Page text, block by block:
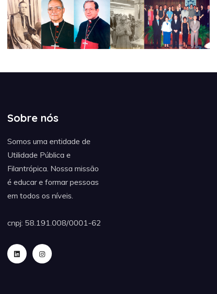
Sobre nós
Somos uma entidade de
Utilidade Pública e
Filantrópica. Nossa missão
é educar e formar pessoas
em todos os níveis.
cnpj: 58.191.008/0001-62